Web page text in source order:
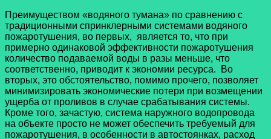
Преимуществом «водяного тумана» по сравнению с
традиционными спринклерными системами водяного
пожаротушения, во первых, является то, что при
примерно одинаковой эффективности пожаротушения
количество подаваемой воды в разы меньше, что
соответственно, приводит к экономии ресурса. Во
вторых, это обстоятельство, помимо прочего, позволяет
минимизировать экономические потери при возмещении
ущерба от проливов в случае срабатывания системы.
Кроме того, зачастую, система наружного водопровода
на объекте просто не может обеспечить требуемый для
пожаротушения, в особенности в автостоянках, расход